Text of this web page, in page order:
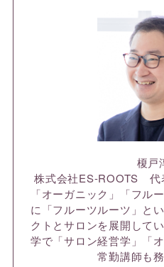
榎戸
株式会社ES-ROOTS 代
「オーガニック」「フル
に「フルーツルーツ」と
クトとサロンを展開して
学で「サロン経営学」「
常勤講師も